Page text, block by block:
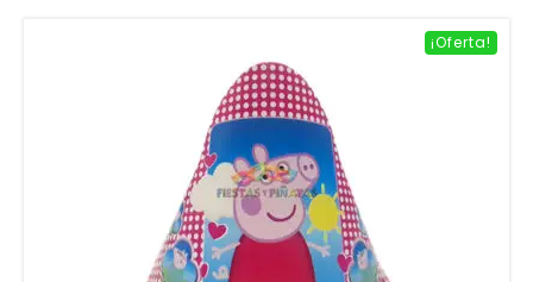
¡Oferta!